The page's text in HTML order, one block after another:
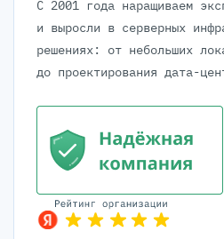
С 2001 года наращиваем
и выросли в серверных
решениях: от небольших
до проектирования дата-